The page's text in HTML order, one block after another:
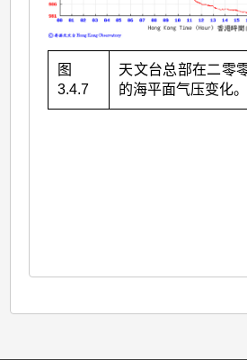
图
3.4.7
天文台总部在二零
的海平面气压变化。